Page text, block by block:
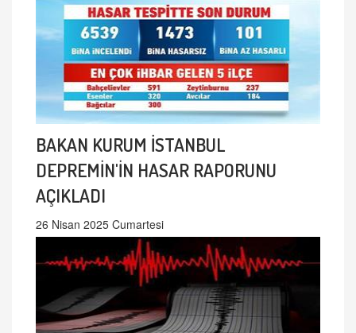
BAKAN KURUM İSTANBUL
DEPREMİN'İN HASAR RAPORUNU
AÇIKLADI
26 Nisan 2025 Cumartesi